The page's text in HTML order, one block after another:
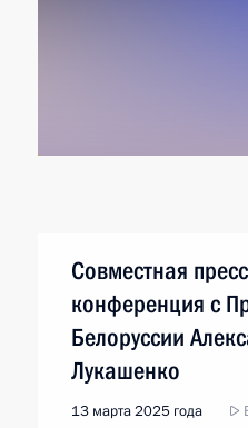
Совместная
конференция с
Белоруссии
Лукашенко
13 марта 2025 года